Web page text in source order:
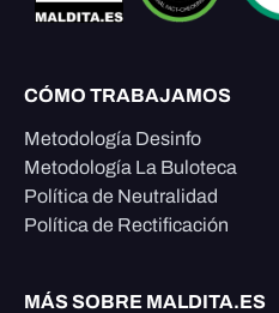
CÓMO TRABAJAMOS
Metodología Desinfo
Metodología La Buloteca
Política de Neutralidad
Política de Rectificación
MÁS SOBRE MALDITA.ES